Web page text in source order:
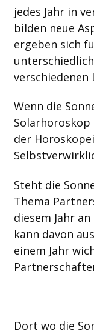
jedes Jahr in
bilden neue
ergeben sich
verschiedenen
Wenn die
der
Steht die
Thema
diesem Jahr
kann davon
einem Jahr
Dort wo die